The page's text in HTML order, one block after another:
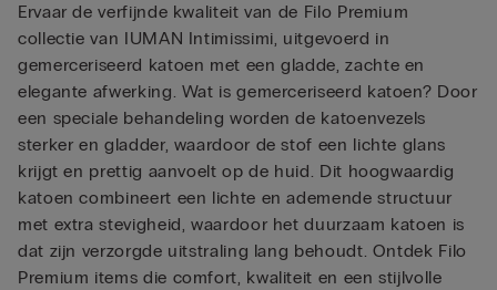
Ervaar de verfijnde kwaliteit van de Filo Premium
collectie van IUMAN Intimissimi, uitgevoerd in
gemerceriseerd katoen met een gladde, zachte en
elegante afwerking. Wat is gemerceriseerd katoen? Door
een speciale behandeling worden de katoenvezels
sterker en gladder, waardoor de stof een lichte glans
krijgt en prettig aanvoelt op de huid. Dit hoogwaardig
katoen combineert een lichte en ademende structuur
met extra stevigheid, waardoor het duurzaam katoen is
dat zijn verzorgde uitstraling lang behoudt. Ontdek Filo
Premium items die comfort, kwaliteit en een stijlvolle